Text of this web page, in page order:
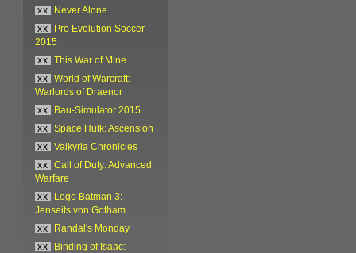
xx
Never Alone
xx
Pro Evolution Soccer
2015
xx
This War of Mine
xx
World of Warcraft:
Warlords of Draenor
xx
Bau-Simulator 2015
xx
Space Hulk: Ascension
xx
Valkyria Chronicles
xx
Call of Duty: Advanced
Warfare
xx
Lego Batman 3:
Jenseits von Gotham
xx
Randal's Monday
xx
Binding of Isaac: